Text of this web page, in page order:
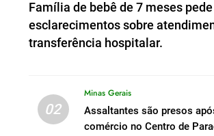
Família de bebê de 7 meses pede
esclarecimentos sobre
transferência hospitalar.
02
Minas Gerais
Assaltantes são presos
comércio no Centro de